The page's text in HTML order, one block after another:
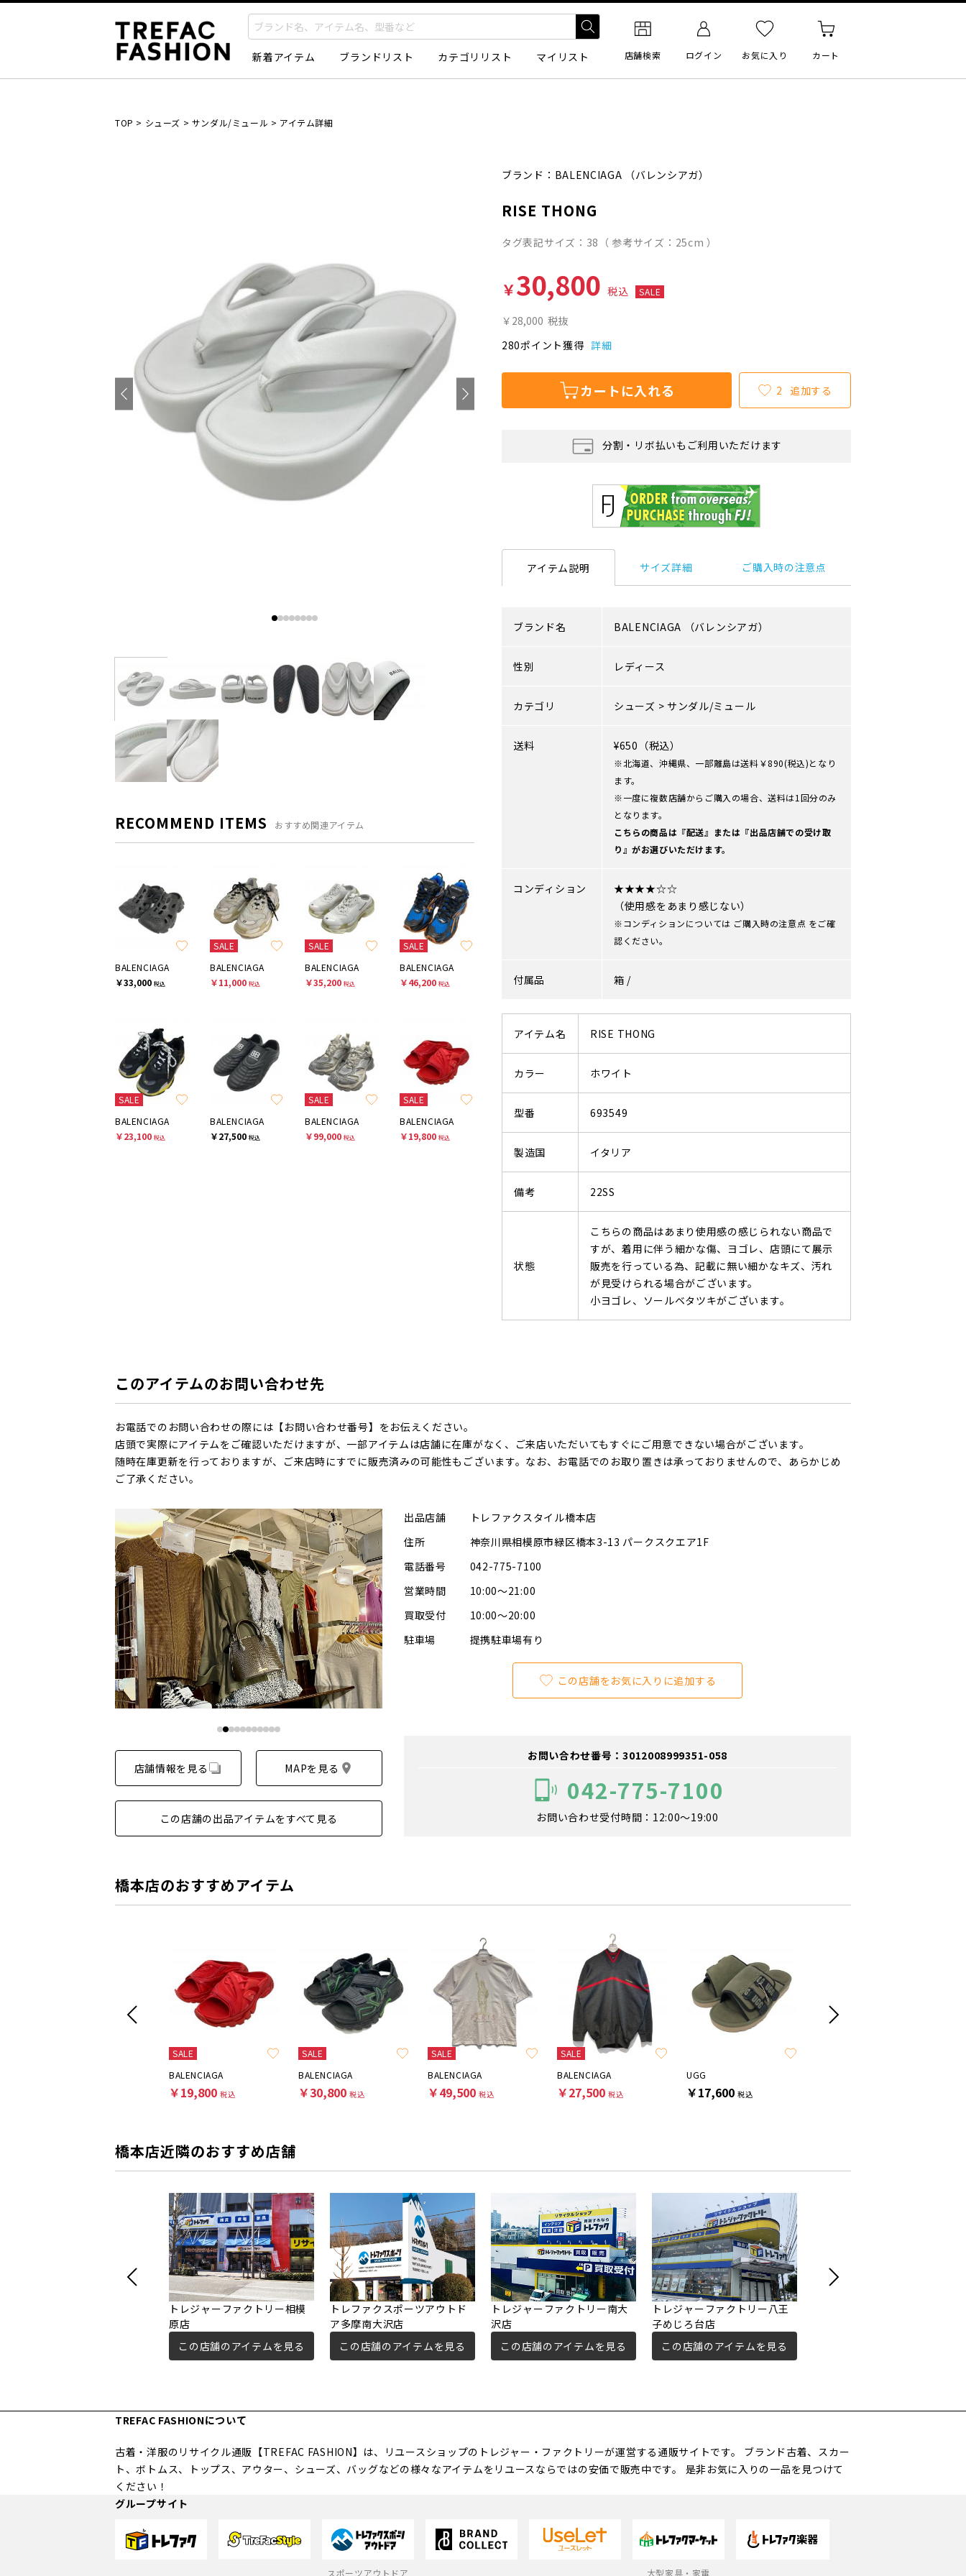
新着アイテム ブランドリスト カテゴリリスト マイリスト 店舗検索 ログイン お気に入り カート
TOP > シューズ > サンダル/ミュール > アイテム詳細
RECOMMEND ITEMS おすすめ関連アイテム
BALENCIAGA
￥33,000 税込
SALE
BALENCIAGA
￥11,000 税込
SALE
BALENCIAGA
￥35,200 税込
SALE
BALENCIAGA
￥46,200 税込
SALE
BALENCIAGA
￥23,100 税込
BALENCIAGA
￥27,500 税込
SALE
BALENCIAGA
￥99,000 税込
SALE
BALENCIAGA
￥19,800 税込
ブランド： BALENCIAGA （バレンシアガ）
RISE THONG
タグ表記サイズ：38（ 参考サイズ：25cm ）
￥30,800 税込 SALE
￥28,000 税抜
280ポイント獲得 詳細
カートに入れる 2 追加する
分割・リボ払いもご利用いただけます
アイテム説明 サイズ詳細 ご購入時の注意点
ブランド名 BALENCIAGA （バレンシアガ）
性別 レディース
カテゴリ シューズ > サンダル/ミュール
送料 ¥650（税込）
※北海道、沖縄県、一部離島は送料￥890(税込)となり
ます。
※一度に複数店舗からご購入の場合、送料は1回分のみ
となります。
こちらの商品は『配送』または『出品店舗での受け取
り』がお選びいただけます。
コンディション
★★★★☆☆
（使用感をあまり感じない）
※コンディションについては ご購入時の注意点 をご確
認ください。
付属品 箱 /
アイテム名 RISE THONG
カラー ホワイト
型番 693549
製造国 イタリア
備考 22SS
状態
こちらの商品はあまり使用感の感じられない商品で
すが、着用に伴う細かな傷、ヨゴレ、店頭にて展示
販売を行っている為、記載に無い細かなキズ、汚れ
が見受けられる場合がございます。
小ヨゴレ、ソールベタツキがございます。
このアイテムのお問い合わせ先
お電話でのお問い合わせの際には【お問い合わせ番号】をお伝えください。
店頭で実際にアイテムをご確認いただけますが、一部アイテムは店舗に在庫がなく、ご来店いただいてもすぐにご用意できない場合がございます。
随時在庫更新を行っておりますが、ご来店時にすでに販売済みの可能性もございます。なお、お電話でのお取り置きは承っておりませんので、あらかじめ
ご了承ください。
店舗情報を見る MAPを見る
この店舗の出品アイテムをすべて見る
出品店舗
トレファクスタイル橋本店
住所
神奈川県相模原市緑区橋本3-13 パークスクエア1F
電話番号
042-775-7100
営業時間
10:00～21:00
買取受付
10:00～20:00
駐車場
提携駐車場有り
この店舗をお気に入りに追加する
お問い合わせ番号：3012008999351-058
042-775-7100
お問い合わせ受付時間：12:00～19:00
橋本店のおすすめアイテム
SALE
BALENCIAGA
￥19,800 税込
SALE
BALENCIAGA
￥30,800 税込
SALE
BALENCIAGA
￥49,500 税込
SALE
BALENCIAGA
￥27,500 税込
UGG
￥17,600 税込
橋本店近隣のおすすめ店舗
トレジャーファクトリー相模
原店
この店舗のアイテムを見る
トレファクスポーツアウトド
ア多摩南大沢店
この店舗のアイテムを見る
トレジャーファクトリー南大
沢店
この店舗のアイテムを見る
トレジャーファクトリー八王
子めじろ台店
この店舗のアイテムを見る
TREFAC FASHIONについて
古着・洋服のリサイクル通販【TREFAC FASHION】は、リユースショップのトレジャー・ファクトリーが運営する通販サイトです。 ブランド古着、スカー
ト、ボトムス、トップス、アウター、シューズ、バッグなどの様々なアイテムをリユースならではの安価で販売中です。 是非お気に入りの一品を見つけて
ください！
グループサイト
スポーツアウトドア 大型家具・家電